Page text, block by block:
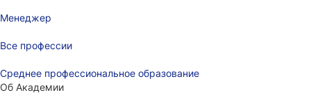
Менеджер
Все профессии
Среднее профессиональное образование
Об Академии